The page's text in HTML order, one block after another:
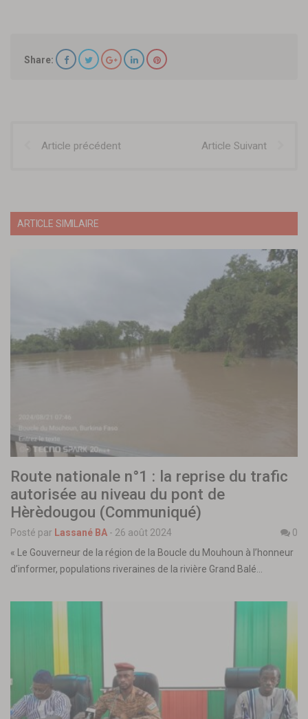
Share:
Article précédent Article Suivant
ARTICLE SIMILAIRE
Route nationale n°1 : la reprise du trafic
autorisée au niveau du pont de
Hèrèdougou (Communiqué)
Posté par Lassané BA - 26 août 2024
0
« Le Gouverneur de la région de la Boucle du Mouhoun à l’honneur
d’informer, populations riveraines de la rivière Grand Balé…